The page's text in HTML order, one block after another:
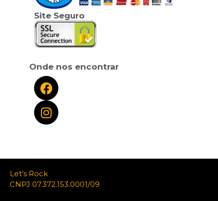
Site Seguro
Onde nos encontrar
Let’s Rock
CNPJ 07.372.153.0001/09